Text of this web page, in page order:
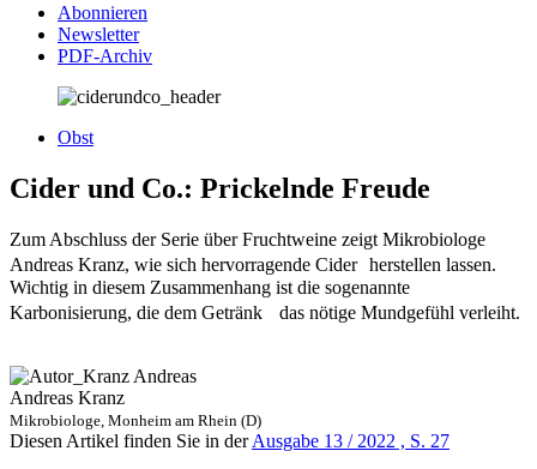
Abonnieren
Newsletter
PDF-Archiv
Obst
Cider und Co.: Prickelnde Freude
Zum Abschluss der Serie über Fruchtweine zeigt Mikrobiologe
Andreas Kranz, wie sich hervorragende Cider herstellen lassen.
Wichtig in diesem Zusammenhang ist die sogenannte
Karbonisierung, die dem Getränk das nötige Mundgefühl verleiht.
Andreas Kranz
Mikrobiologe, Monheim am Rhein (D)
Diesen Artikel finden Sie in derAusgabe 13 / 2022 , S. 27